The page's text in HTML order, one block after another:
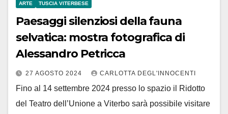
ARTE TUSCIA VITERBESE
Paesaggi silenziosi della fauna
selvatica: mostra fotografica di
Alessandro Petricca
27 AGOSTO 2024 CARLOTTA DEGL'INNOCENTI
Fino al 14 settembre 2024 presso lo spazio il Ridotto
del Teatro dell’Unione a Viterbo sarà possibile visitare